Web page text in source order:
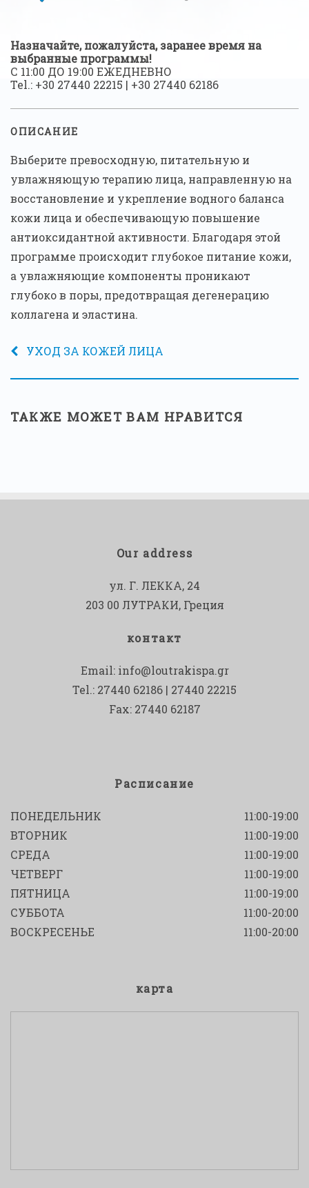
Назначайте, пожалуйста, заранее время на
выбранные программы!
С 11:00 ДО 19:00 ЕЖЕДНЕВНО
Tel.: +30 27440 22215 | +30 27440 62186
ОПИСАНИЕ
Выберите превосходную, питательную и
увлажняющую терапию лица, направленную на
восстановление и укрепление водного баланса
кожи лица и обеспечивающую повышение
антиоксидантной активности. Благодаря этой
программе происходит глубокое питание кожи,
а увлажняющие компоненты проникают
глубоко в поры, предотвращая дегенерацию
коллагена и эластина.
УХОД ЗА КОЖЕЙ ЛИЦА
ТАКЖЕ МОЖЕТ ВАМ НРАВИТСЯ
Our address
ул. Г. ЛЕККА, 24
203 00 ЛУТРАКИ, Греция
контакт
Email: info@loutrakispa.gr
Tel.: 27440 62186 | 27440 22215
Fax: 27440 62187
Расписание
ПОНЕДЕЛЬНИК
11:00-19:00
ВТОРНИК
11:00-19:00
СРЕДА
11:00-19:00
ЧЕТВЕРГ
11:00-19:00
ПЯТНИЦА
11:00-19:00
СУББОТА
11:00-20:00
ВОСКРЕСЕНЬЕ
11:00-20:00
карта